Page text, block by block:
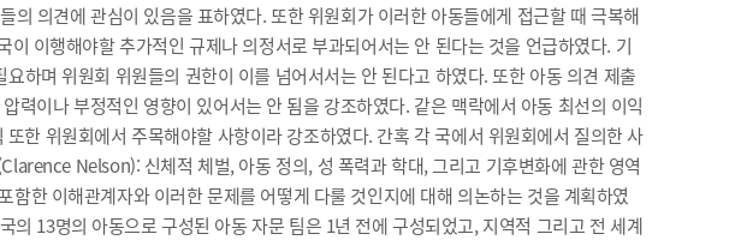
의견에 관심이 있음을 표하였다. 또한 위원회가 이러한 아동들에게 접근할 때 극복해
이행해야할 추가적인 규제나 의정서로 부과되어서는 안 된다는 것을 언급하였다. 기
하며 위원회 위원들의 권한이 이를 넘어서서는 안 된다고 하였다. 또한 아동 의견 제출
이나 부정적인 영향이 있어서는 안 됨을 강조하였다. 같은 맥락에서 아동 최선의 이익
한 위원회에서 주목해야할 사항이라 강조하였다. 간혹 각 국에서 위원회에서 질의한 사
Nelson): 신체적 체벌, 아동 정의, 성 폭력과 학대, 그리고 기후변화에 관한 영역
한 이해관계자와 이러한 문제를 어떻게 다룰 것인지에 대해 의논하는 것을 계획하였
13명의 아동으로 구성된 아동 자문 팀은 1년 전에 구성되었고, 지역적 그리고 전 세계